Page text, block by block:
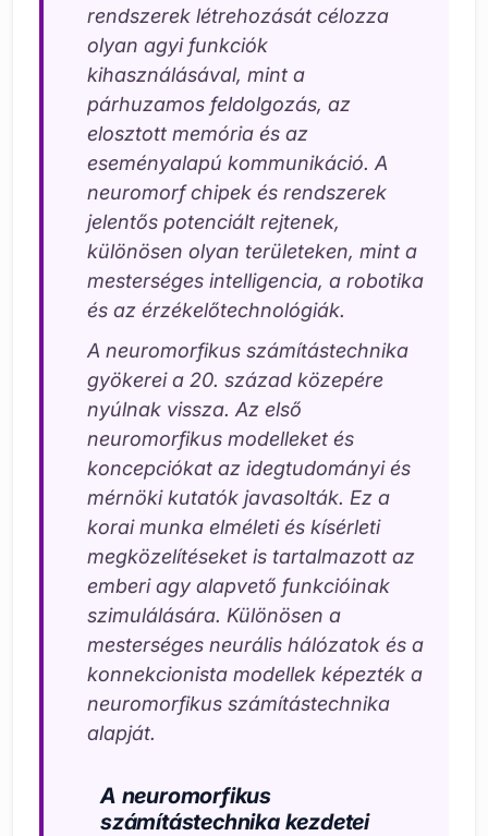
rendszerek létrehozását célozza
olyan agyi funkciók
kihasználásával, mint a
párhuzamos feldolgozás, az
elosztott memória és az
eseményalapú kommunikáció. A
neuromorf chipek és rendszerek
jelentős potenciált rejtenek,
különösen olyan területeken, mint a
mesterséges intelligencia, a robotika
és az érzékelőtechnológiák.
A neuromorfikus számítástechnika
gyökerei a 20. század közepére
nyúlnak vissza. Az első
neuromorfikus modelleket és
koncepciókat az idegtudományi és
mérnöki kutatók javasolták. Ez a
korai munka elméleti és kísérleti
megközelítéseket is tartalmazott az
emberi agy alapvető funkcióinak
szimulálására. Különösen a
mesterséges neurális hálózatok és a
konnekcionista modellek képezték a
neuromorfikus számítástechnika
alapját.
A neuromorfikus
számítástechnika kezdetei